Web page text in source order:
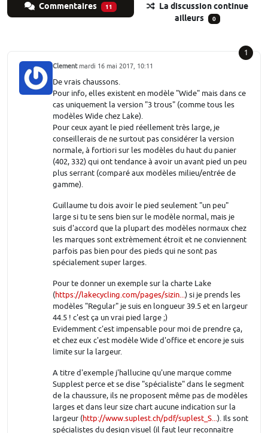
Commentaires 11
La discussion continue
ailleurs
0
1
Clementmardi 16 mai 2017, 10:11
De vrais chaussons.
Pour info, elles existent en modèle "Wide" mais dans ce
cas uniquement la version "3 trous" (comme tous les
modèles Wide chez Lake).
Pour ceux ayant le pied réellement très large, je
conseillerais de ne surtout pas considérer la version
normale, à fortiori sur les modèles du haut du panier
(402, 332) qui ont tendance à avoir un avant pied un peu
plus serrant (comparé aux modèles milieu/entrée de
gamme).
Guillaume tu dois avoir le pied seulement "un peu"
large si tu te sens bien sur le modèle normal, mais je
suis d'accord que la plupart des modèles normaux chez
les marques sont extrèmement étroit et ne conviennent
parfois pas bien pour des pieds qui ne sont pas
spécialement super larges.
Pour te donner un exemple sur la charte Lake
(https://lakecycling.com/pages/sizin...) si je prends les
modèles "Regular" je suis en longueur 39.5 et en largeur
44.5 ! c'est ça un vrai pied large ;)
Evidemment c'est impensable pour moi de prendre ça,
et chez eux c'est modèle Wide d'office et encore je suis
limite sur la largeur.
A titre d'exemple j'hallucine qu'une marque comme
Supplest perce et se dise "spécialiste" dans le segment
de la chaussure, ils ne proposent même pas de modèles
larges et dans leur size chart aucune indication sur la
largeur (http://www.suplest.ch/pdf/suplest_S...). Ils sont
spécialistes du design visuel (il faut leur reconnaitre